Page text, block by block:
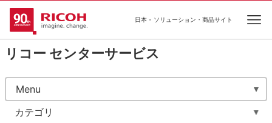
日本 - ソリューション・商品サイト
リコー センターサービス
Menu
カテゴリ